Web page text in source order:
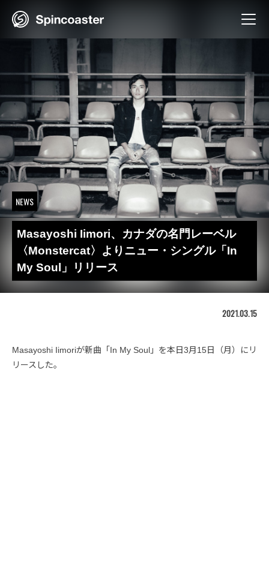
NEWS
Masayoshi Iimori、カナダの名門レーベル
〈Monstercat〉よりニュー・シングル「In
My Soul」リリース
2021.03.15
Masayoshi Iimoriが新曲「In My Soul」を本日3月15日（月）にリ
リースした。